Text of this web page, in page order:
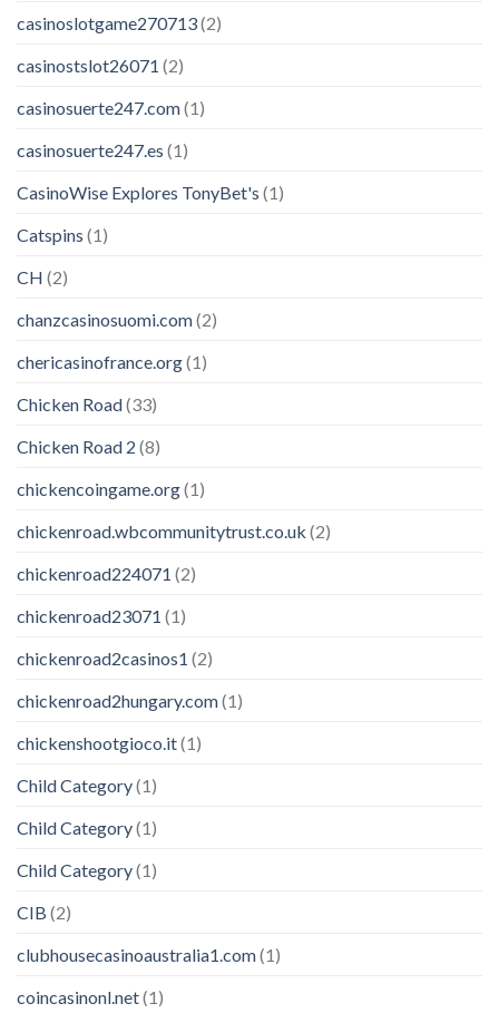
casinoslotgame270713(2)
casinostslot26071 (2)
casinosuerte247.com(1)
casinosuerte247.es (1)
CasinoWise Explores TonyBet's (1)
Catspins (1)
CH (2)
chanzcasinosuomi.com(2)
chericasinofrance.org(1)
Chicken Road(33)
Chicken Road 2 (8)
chickencoingame.org(1)
chickenroad.wbcommunitytrust.co.uk (2)
chickenroad224071 (2)
chickenroad23071 (1)
chickenroad2casinos1 (2)
chickenroad2hungary.com(1)
chickenshootgioco.it(1)
Child Category(1)
Child Category(1)
Child Category(1)
CIB (2)
clubhousecasinoaustralia1.com(1)
coincasinonl.net(1)